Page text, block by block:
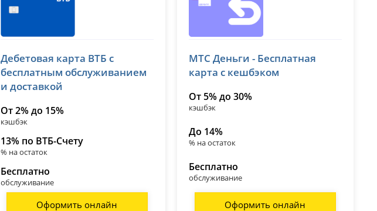
лицензия № 1000
Дебетовая карта ВТБ с
бесплатным обслуживанием
и доставкой
От 2% до 15%
кэшбэк
13% по ВТБ-Счету
% на остаток
Бесплатно
обслуживание
Оформить онлайн
лицензия № 2268
МТС Деньги - Бесплатная
карта с кешбэком
От 5% до 30%
кэшбэк
До 14%
% на остаток
Бесплатно
обслуживание
Оформить онлайн